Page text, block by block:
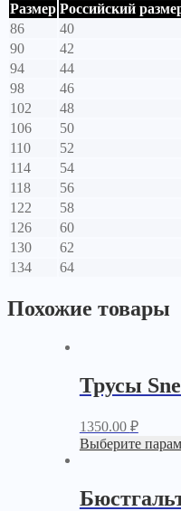
Размер Российский
86
40
90
42
94
44
98
46
102
48
106
50
110
52
114
54
118
56
122
58
126
60
130
62
134
64
Похожие товары
Трусы
1350.00 ₽
Выберите